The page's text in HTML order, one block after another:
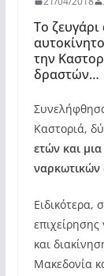
Το
την
δραστών…
Καστοριά,
ετών και
ναρκωτικών
Ειδικότερα,
και
Μακεδονία